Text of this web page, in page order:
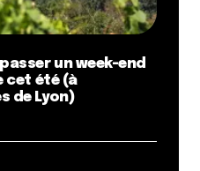
un week-end
cet été (à
de Lyon)